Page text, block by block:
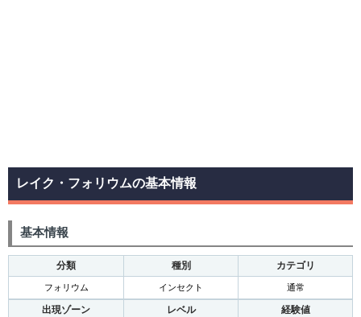
レイク・フォリウムの基本情報
基本情報
分類 種別 カテゴリ
フォリウム インセクト 通常
出現ゾーン レベル 経験値